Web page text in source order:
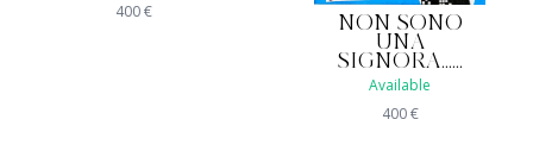
400€
NON SONO
UNA
SIGNORA......
Available
400€